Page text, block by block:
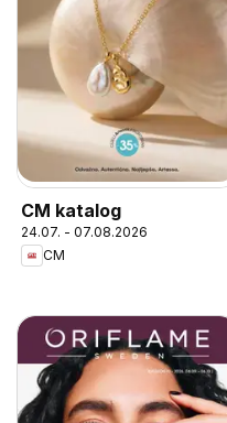
CM katalog
24.07. - 07.08.2026
CM